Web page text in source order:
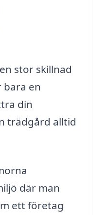
stor skillnad
en
din
trädgård alltid
där man
ett företag